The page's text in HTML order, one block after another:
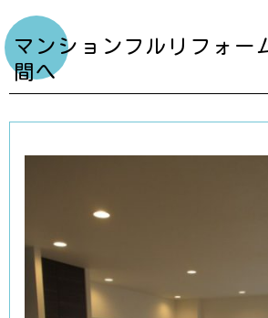
マンションフルリフォー
間へ